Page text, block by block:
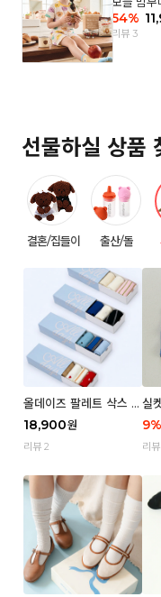
54%
리뷰 3
선물하실 상품
결혼/집들이 출산/돌
올데이즈 팔레트 삭스 우
먼 5P
18,900원
리뷰 2
실
P
9%
리